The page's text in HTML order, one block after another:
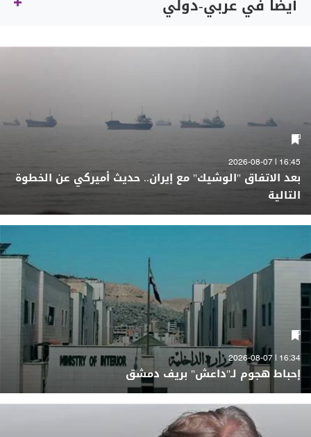
أيضاً في عربي-دولي
16:45 | 2026-08-07
بعد الاتفاق "الوشيك" مع إيران.. حديث أميركي عن الخطوة
التالية
16:34 | 2026-08-07
إحباط هجوم لـ"داعش" بريف دمشق